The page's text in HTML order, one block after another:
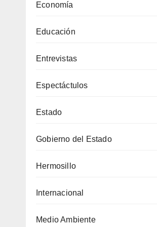
Economía
Educación
Entrevistas
Espectáctulos
Estado
Gobierno del Estado
Hermosillo
Internacional
Medio Ambiente